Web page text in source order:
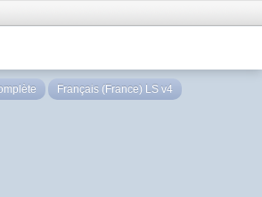
Français (France) LS v4